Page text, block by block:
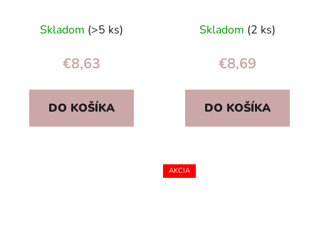
na maznanie
Skladom (>5 ks)
€8,63
DO KOŠÍKA
bavlna, bez zipsu
Skladom (2 ks)
€8,69
DO KOŠÍKA
AKCIA